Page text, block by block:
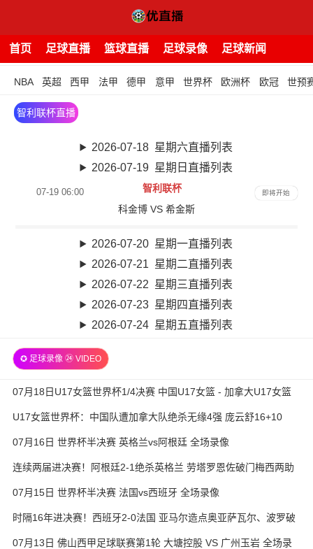
首页 足球直播 篮球直播 足球录像 足球新闻
NBA 英超 西甲 法甲 德甲 意甲 世界杯 欧洲杯 欧冠 世预
智利联杯直播
2026-07-18 星期六直播列表
2026-07-19 星期日直播列表
07-19 06:00
智利联杯
科金博 VS 希金斯
即将开始
2026-07-20 星期一直播列表
2026-07-21 星期二直播列表
2026-07-22 星期三直播列表
2026-07-23 星期四直播列表
2026-07-24 星期五直播列表
✪ 足球录像 ㉔ VIDEO
07月18日U17女篮世界杯1/4决赛 中国U17女篮 - 加拿大U17女篮
U17女篮世界杯：中国队遭加拿大队绝杀无缘4强 庞云舒16+10
07月16日 世界杯半决赛 英格兰vs阿根廷 全场录像
连续两届进决赛！阿根廷2-1绝杀英格兰 劳塔罗恩佐破门梅西两助
07月15日 世界杯半决赛 法国vs西班牙 全场录像
时隔16年进决赛！西班牙2-0法国 亚马尔造点奥亚萨瓦尔、波罗破
07月13日 佛山西甲足球联赛第1轮 大塘控股 VS 广州玉岩 全场录